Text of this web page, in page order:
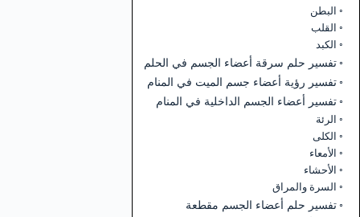
البطن
القلب
الكبد
تفسير حلم سرقة أعضاء الجسم في الحلم
تفسير رؤية أعضاء جسم الميت في المنام
تفسير أعضاء الجسم الداخلية في المنام
الرئة
الكلى
الأمعاء
الأحشاء
السرة والمراق
تفسير حلم أعضاء الجسم مقطعة